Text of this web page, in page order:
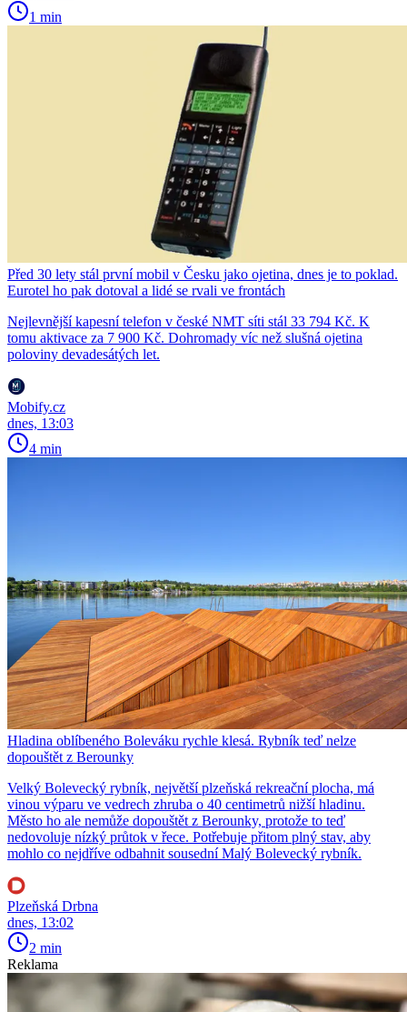
1 min
Před 30 lety stál první mobil v Česku jako ojetina, dnes je to poklad.
Eurotel ho pak dotoval a lidé se rvali ve frontách
Nejlevnější kapesní telefon v české NMT síti stál 33 794 Kč. K
tomu aktivace za 7 900 Kč. Dohromady víc než slušná ojetina
poloviny devadesátých let.
Mobify.cz
dnes, 13:03
4 min
Hladina oblíbeného Boleváku rychle klesá. Rybník teď nelze
dopouštět z Berounky
Velký Bolevecký rybník, největší plzeňská rekreační plocha, má
vinou výparu ve vedrech zhruba o 40 centimetrů nižší hladinu.
Město ho ale nemůže dopouštět z Berounky, protože to teď
nedovoluje nízký průtok v řece. Potřebuje přitom plný stav, aby
mohlo co nejdříve odbahnit sousední Malý Bolevecký rybník.
Plzeňská Drbna
dnes, 13:02
2 min
Reklama